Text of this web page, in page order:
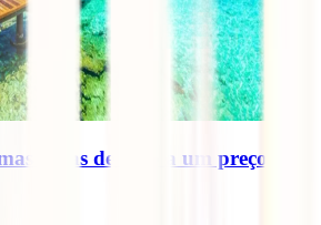
férias de luxo a um preço